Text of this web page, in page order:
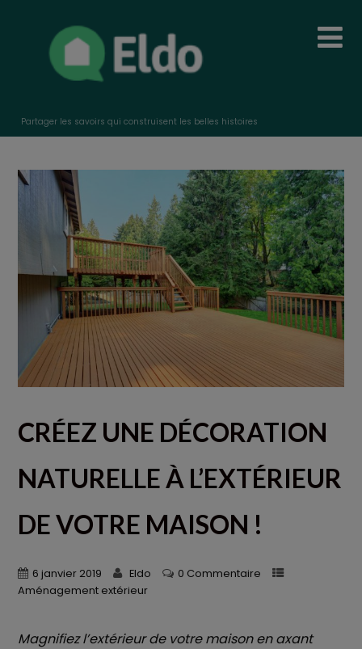
Partager les savoirs qui construisent les belles histoires
CRÉEZ UNE DÉCORATION
NATURELLE À L’EXTÉRIEUR
DE VOTRE MAISON !
6 janvier 2019 Eldo
0 Commentaire
Aménagement extérieur
Magnifiez l’extérieur de votre maison en axant